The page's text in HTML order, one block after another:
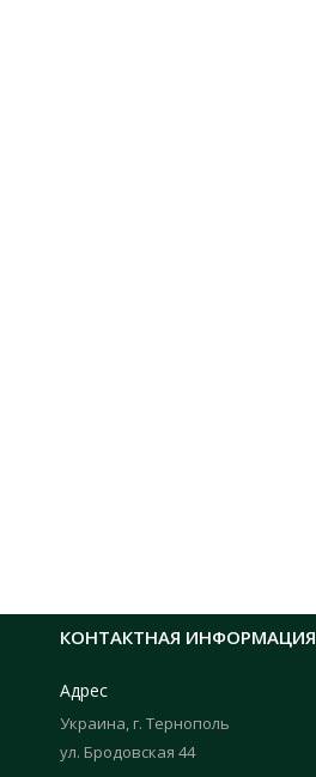
КОНТАКТНАЯ ИНФОРМАЦИЯ
Адрес
Украина, г. Тернополь
ул. Бродовская 44